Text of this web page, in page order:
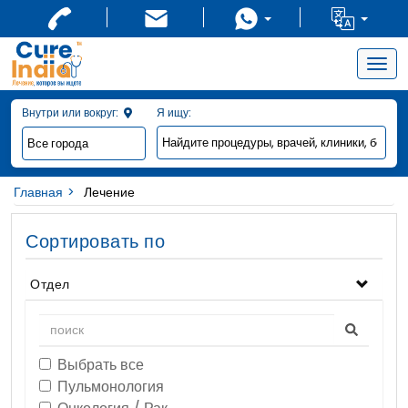
Внутри или вокруг:
Я ищу:
Главная Лечение
Сортировать по
Отдел
Выбрать все
Пульмонология